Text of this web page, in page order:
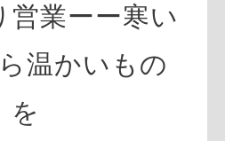
営業ーー寒い
温かいもの
を